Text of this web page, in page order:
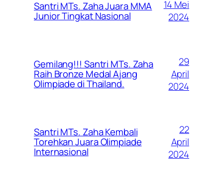
Santri MTs. Zaha Juara MMA
Junior Tingkat Nasional
14 Mei
2024
Gemilang!!! Santri MTs. Zaha
Raih Bronze Medal Ajang
Olimpiade di Thailand.
29
April
2024
Santri MTs. Zaha Kembali
Torehkan Juara Olimpiade
Internasional
22
April
2024